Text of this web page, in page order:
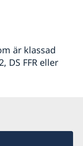
är klassad
DS FFR eller